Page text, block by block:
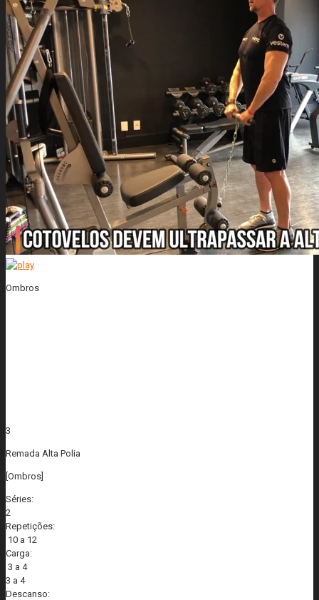
Ombros
3
Remada Alta Polia
[Ombros]
Séries:
2
Repetições:
10 a 12
Carga:
3 a 4
3 a 4
Descanso: